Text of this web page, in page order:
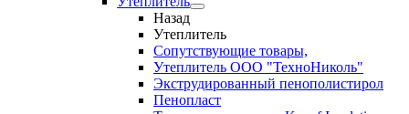
Назад
Утеплитель
Сопутствующие товары,
Утеплитель ООО "ТехноНиколь"
Экструдированный пенополистирол
Пенопласт